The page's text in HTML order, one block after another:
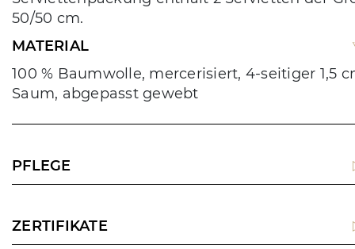
50/50 cm.
MATERIAL
100 % Baumwolle, mercerisiert, 4-seitiger 1,5
Saum, abgepasst gewebt
PFLEGE
ZERTIFIKATE